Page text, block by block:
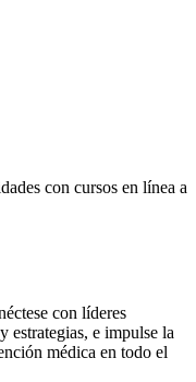
con cursos en línea a
con líderes
estrategias, e impulse la
médica en todo el